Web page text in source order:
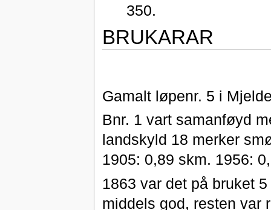
350.
BRUKARAR
Gamalt løpenr. 5 i
Bnr. 1 vart samanføyd
landskyld 18 merker
1905: 0,89 skm. 1956:
1863 var det på bruket
middels god, resten var